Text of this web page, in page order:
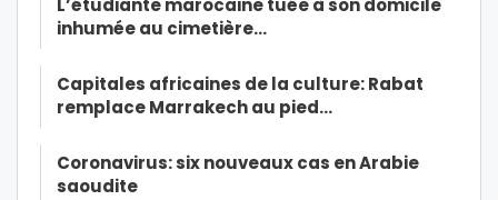
L’étudiante marocaine tuée à son domicile
inhumée au cimetière…
Capitales africaines de la culture: Rabat
remplace Marrakech au pied…
Coronavirus: six nouveaux cas en Arabie
saoudite